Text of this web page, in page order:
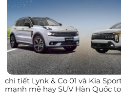
chi tiết Lynk & Co 01 và Kia
mạnh mẽ hay SUV Hàn Quốc